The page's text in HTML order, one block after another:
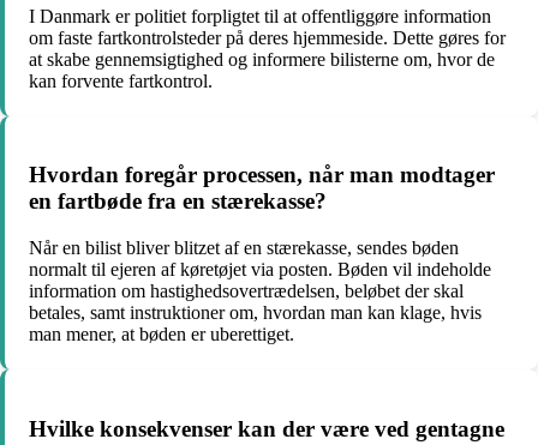
I Danmark er politiet forpligtet til at offentliggøre information
om faste fartkontrolsteder på deres hjemmeside. Dette gøres for
at skabe gennemsigtighed og informere bilisterne om, hvor de
kan forvente fartkontrol.
Hvordan foregår processen, når man modtager
en fartbøde fra en stærekasse?
Når en bilist bliver blitzet af en stærekasse, sendes bøden
normalt til ejeren af køretøjet via posten. Bøden vil indeholde
information om hastighedsovertrædelsen, beløbet der skal
betales, samt instruktioner om, hvordan man kan klage, hvis
man mener, at bøden er uberettiget.
Hvilke konsekvenser kan der være ved gentagne